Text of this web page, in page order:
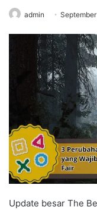
admin
Update besar The